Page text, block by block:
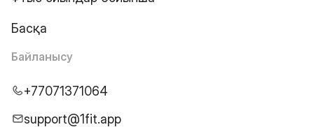
Басқа
Байланысу
+77071371064
support@1fit.app